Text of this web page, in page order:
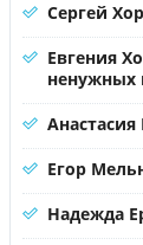
Сергей
Евгения
ненужных
Егор
Надежда